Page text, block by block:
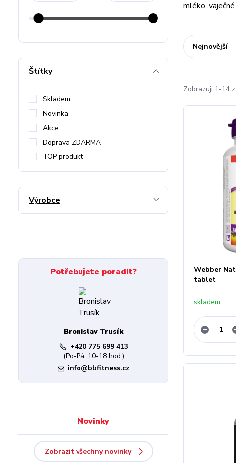
mléko,
Nejnovější
Zobrazuji 1-14
Webber
tablet
skladem
Štítky
Skladem
Novinka
Akce
Doprava ZDARMA
TOP produkt
Výrobce
Potřebujete poradit?
Bronislav Trusík
+420 775 699 413
(Po-Pá, 10-18 hod.)
info@bbfitness.cz
Novinky
Zobrazit všechny novinky